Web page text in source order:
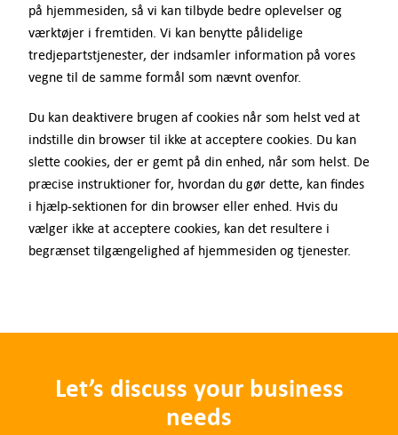
på hjemmesiden, så vi kan tilbyde bedre oplevelser og
værktøjer i fremtiden. Vi kan benytte pålidelige
tredjepartstjenester, der indsamler information på vores
vegne til de samme formål som nævnt ovenfor.
Du kan deaktivere brugen af cookies når som helst ved at
indstille din browser til ikke at acceptere cookies. Du kan
slette cookies, der er gemt på din enhed, når som helst. De
præcise instruktioner for, hvordan du gør dette, kan findes
i hjælp-sektionen for din browser eller enhed. Hvis du
vælger ikke at acceptere cookies, kan det resultere i
begrænset tilgængelighed af hjemmesiden og tjenester.
Let’s discuss your business
needs